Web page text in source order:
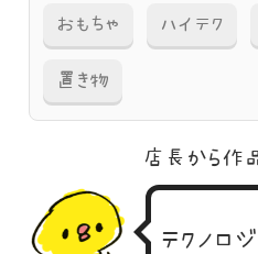
おもちゃ ハイテク
置き物
店長から作
テクノロ